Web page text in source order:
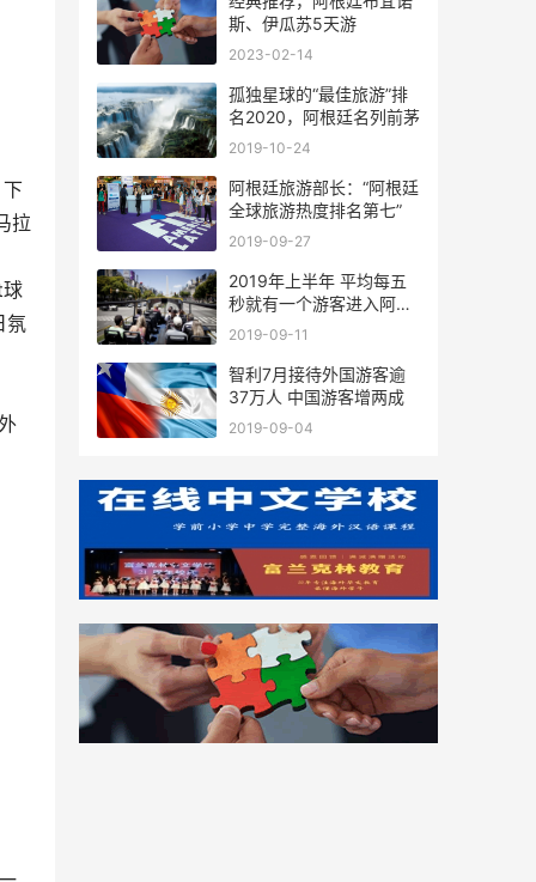
拉
氛
斯、伊瓜苏5天游
2023-02-14
孤独星球的“最佳旅游”排
名2020，阿根廷名列前茅
2019-10-24
阿根廷旅游部长：“阿根廷
全球旅游热度排名第七”
2019-09-27
2019年上半年 平均每五
秒就有一个游客进入阿根
廷
2019-09-11
智利7月接待外国游客逾
37万人 中国游客增两成
2019-09-04